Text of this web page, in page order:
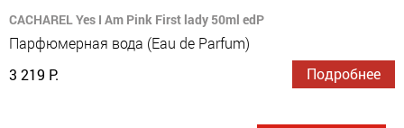
CACHAREL Yes I Am Pink First lady 50ml edP
Парфюмерная вода (Eau de Parfum)
3 219 Р.
Подробнее